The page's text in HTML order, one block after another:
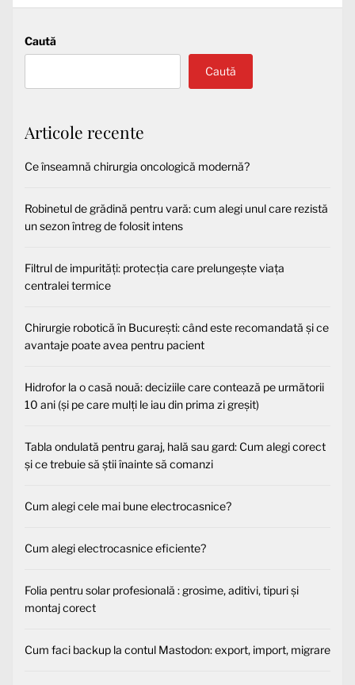
Caută
Caută
Articole recente
Ce înseamnă chirurgia oncologică modernă?
Robinetul de grădină pentru vară: cum alegi unul care rezistă
un sezon întreg de folosit intens
Filtrul de impurități: protecția care prelungește viața
centralei termice
Chirurgie robotică în București: când este recomandată și ce
avantaje poate avea pentru pacient
Hidrofor la o casă nouă: deciziile care contează pe următorii
10 ani (și pe care mulți le iau din prima zi greșit)
Tabla ondulată pentru garaj, hală sau gard: Cum alegi corect
și ce trebuie să știi înainte să comanzi
Cum alegi cele mai bune electrocasnice?
Cum alegi electrocasnice eficiente?
Folia pentru solar profesională : grosime, aditivi, tipuri și
montaj corect
Cum faci backup la contul Mastodon: export, import, migrare